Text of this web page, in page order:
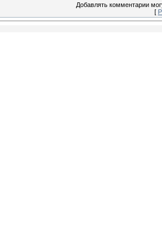
Добавлять комментарии
[